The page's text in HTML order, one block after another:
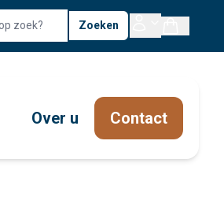
Zoeken
Over u Contact